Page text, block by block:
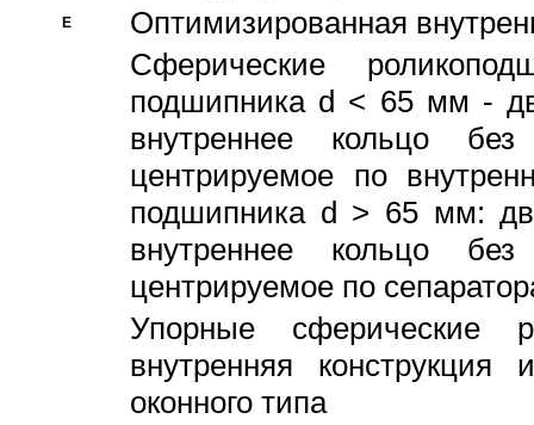
E
Оптимизированная
Сферические
подшипника d < 65 мм -
внутреннее кольцо
центрируемое по
подшипника d > 65 мм:
внутреннее кольцо
центрируемое по
Упорные сферические
внутренняя
оконного типа